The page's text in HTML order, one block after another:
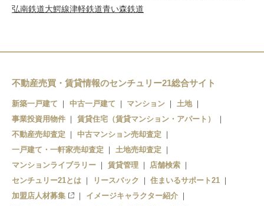
弘南鉄道大鰐線津軽鉄道青い森鉄道
不動産売買・賃貸情報のセンチュリー21総合サイト
新築一戸建て 中古一戸建て マンション
土地
事業投資用物件
賃貸住宅（賃貸マンション・アパート）
不動産売却査定
中古マンション売却査定
一戸建て・一軒家売却査定
土地売却査定
マンションライブラリー
賃貸管理
店舗検索
センチュリー21とは
リースバック
住まいるサポート21
加盟店人材募集
イメージキャラクター紹介